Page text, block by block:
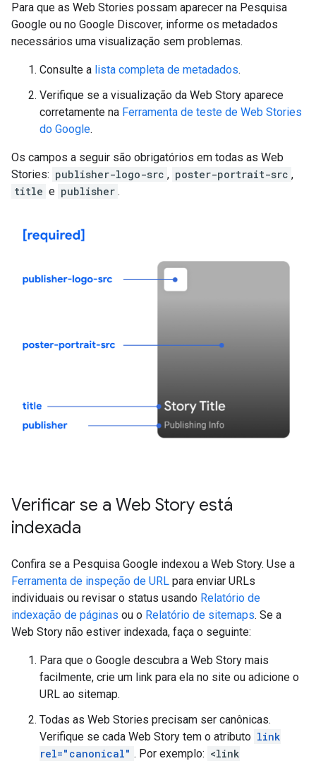
Para que as Web Stories possam aparecer na Pesquisa
Google ou no Google Discover, informe os metadados
necessários uma visualização sem problemas.
Consulte a lista completa de metadados.
Verifique se a visualização da Web Story aparece
corretamente na Ferramenta de teste de Web Stories
do Google.
Os campos a seguir são obrigatórios em todas as Web
Stories: publisher-logo-src , poster-portrait-src ,
title e publisher .
Verificar se a Web Story está
indexada
Confira se a Pesquisa Google indexou a Web Story. Use a
Ferramenta de inspeção de URL para enviar URLs
individuais ou revisar o status usando Relatório de
indexação de páginas ou o Relatório de sitemaps. Se a
Web Story não estiver indexada, faça o seguinte:
Para que o Google descubra a Web Story mais
facilmente, crie um link para ela no site ou adicione o
URL ao sitemap.
Todas as Web Stories precisam ser canônicas.
Verifique se cada Web Story tem o atributo link
rel="canonical" . Por exemplo: <link